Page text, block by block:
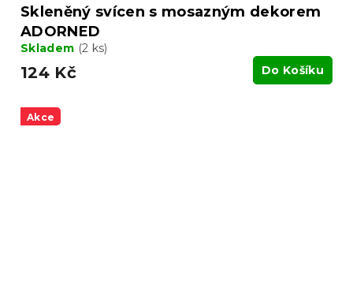
Skleněný svícen s mosazným dekorem
ADORNED
Skladem (2 ks)
124 Kč Do Košíku
Akce